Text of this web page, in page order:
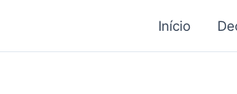
Início